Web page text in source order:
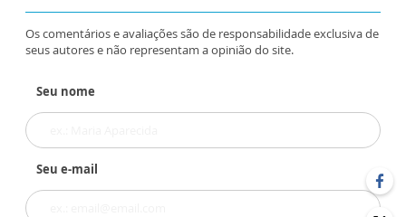
Os comentários e avaliações são de responsabilidade exclusiva de
seus autores e não representam a opinião do site.
Seu nome
Seu e-mail